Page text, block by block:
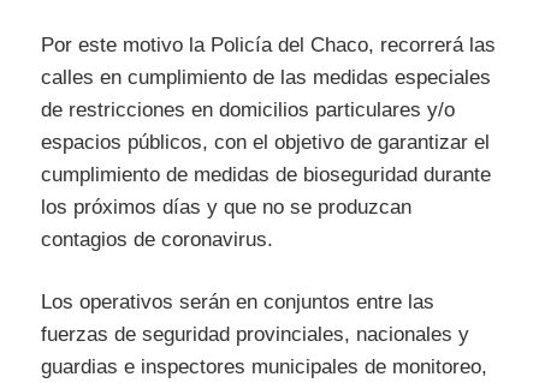
Por este motivo la Policía del Chaco, recorrerá las
calles en cumplimiento de las medidas especiales
de restricciones en domicilios particulares y/o
espacios públicos, con el objetivo de garantizar el
cumplimiento de medidas de bioseguridad durante
los próximos días y que no se produzcan
contagios de coronavirus.
Los operativos serán en conjuntos entre las
fuerzas de seguridad provinciales, nacionales y
guardias e inspectores municipales de monitoreo,